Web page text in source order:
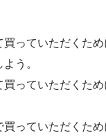
買っていただくた
う。
買っていただくた
っていただくた